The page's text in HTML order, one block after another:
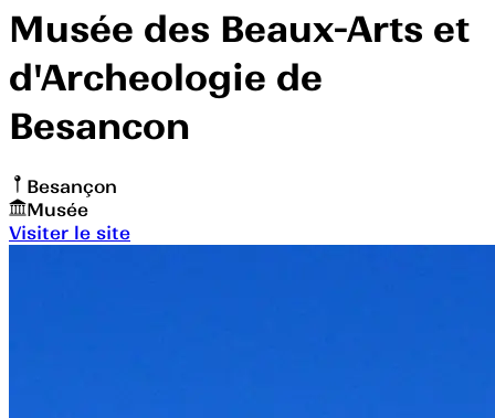
Musée des Beaux-Arts et
d'Archeologie de
Besancon
Besançon
Musée
Visiter le site